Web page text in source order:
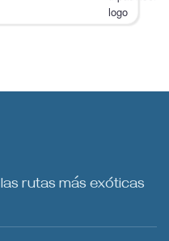
rutas más exóticas